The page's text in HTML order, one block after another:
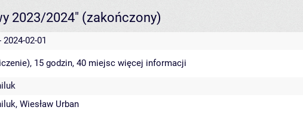
2023/2024" (zakończony)
2024-02-01
15 godzin, 40 miejsc więcej informacji
, Wiesław Urban